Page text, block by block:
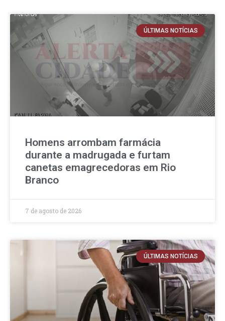
ÚLTIMAS NOTÍCIAS
Homens arrombam farmácia
durante a madrugada e furtam
canetas emagrecedoras em Rio
Branco
7 de agosto de 2026
ÚLTIMAS NOTÍCIAS